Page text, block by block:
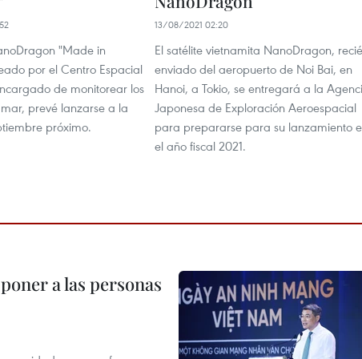
"Made in
por el Centro Espacial
de monitorear los
prevé lanzarse a la
próximo.
13/08/2021 02:20
El satélite vietnamita NanoDragon,
enviado del aeropuerto de Noi Bai, en
Hanoi, a Tokio, se entregará a la
Japonesa de Exploración Aeroespacial
para prepararse para su lanzamiento
el año fiscal 2021.
a las personas